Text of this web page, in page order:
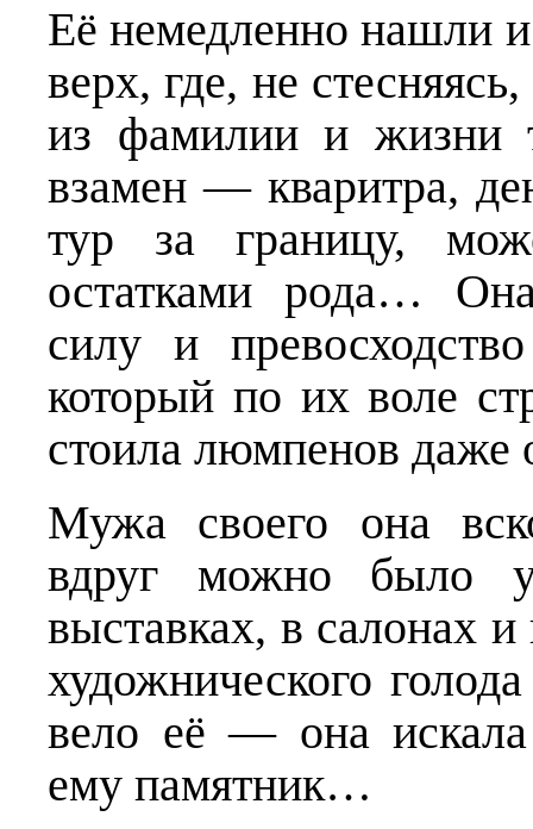
Её немедленно нашли
верх, где, не
из фамилии и жизни
взамен — кваритра,
тур за границу,
остатками рода…
силу и
который по их воле
стоила люмпенов даже
Мужа своего она
вдруг можно было
выставках, в салонах
ху­дожнического
вело её — она искала
ему памятник…